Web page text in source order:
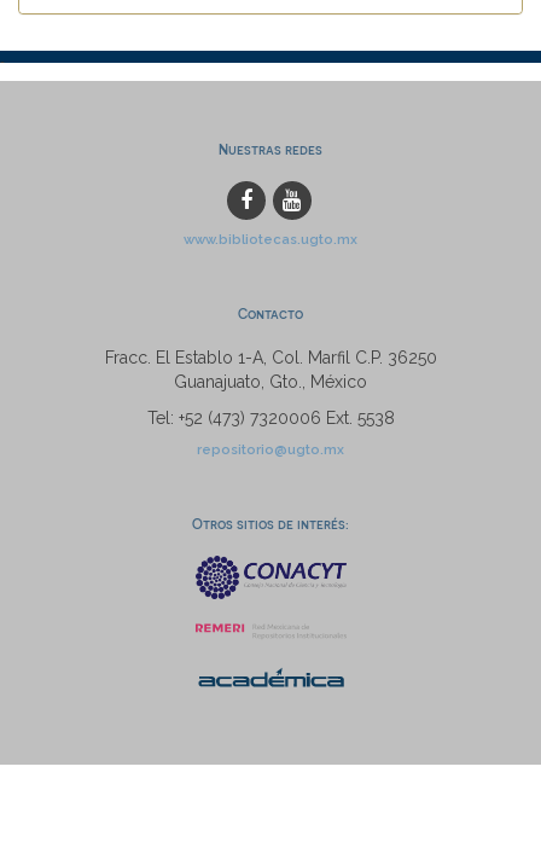
Nuestras redes
www.bibliotecas.ugto.mx
Contacto
Fracc. El Establo 1-A, Col. Marfil C.P. 36250
Guanajuato, Gto., México
Tel: +52 (473) 7320006 Ext. 5538
repositorio@ugto.mx
Otros sitios de interés: